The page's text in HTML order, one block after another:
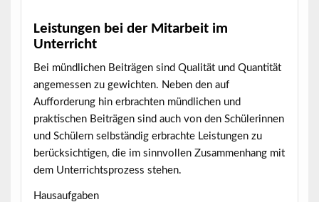
Leistungen bei der Mitarbeit im
Unterricht
Bei mündlichen Beiträgen sind Qualität und Quantität
angemessen zu gewichten. Neben den auf
Aufforderung hin erbrachten mündlichen und
praktischen Beiträgen sind auch von den Schülerinnen
und Schülern selbständig erbrachte Leistungen zu
berücksichtigen, die im sinnvollen Zusammenhang mit
dem Unterrichtsprozess stehen.
Hausaufgaben